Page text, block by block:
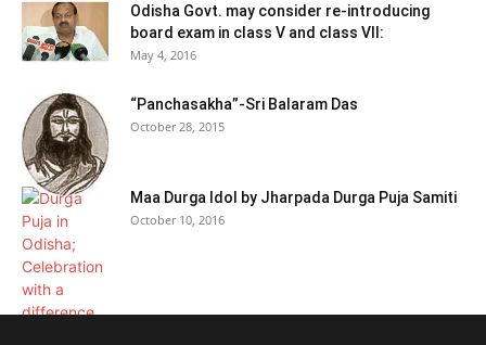
Odisha Govt. may consider re-introducing
board exam in class V and class VII:
May 4, 2016
“Panchasakha”-Sri Balaram Das
October 28, 2015
Maa Durga Idol by Jharpada Durga Puja Samiti
October 10, 2016